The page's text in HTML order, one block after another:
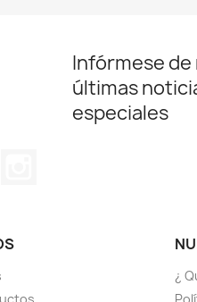
Infórmese
últimas
especiales
¿